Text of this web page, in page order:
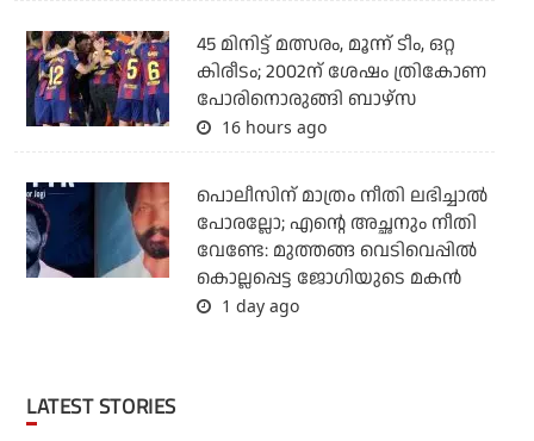
45 മിനിട്ട് മത്സരം, മൂന്ന് ടീം, ഒറ്റ
കിരീടം; 2002ന് ശേഷം ത്രികോണ
പോരിനൊരുങ്ങി ബാഴ്‌സ
16 hours ago
പൊലീസിന് മാത്രം നീതി ലഭിച്ചാല്‍
പോരല്ലോ; എന്റെ അച്ഛനും നീതി
വേണ്ടേ: മുത്തങ്ങ വെടിവെപ്പില്‍
കൊല്ലപ്പെട്ട ജോഗിയുടെ മകന്‍
1 day ago
LATEST STORIES